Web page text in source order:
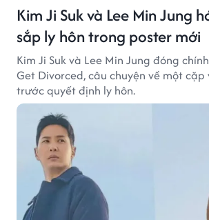
Kim Ji Suk và Lee Min Jung
sắp ly hôn trong poster mới
Kim Ji Suk và Lee Min Jung đóng
Get Divorced, câu chuyện về một
trước quyết định ly hôn.